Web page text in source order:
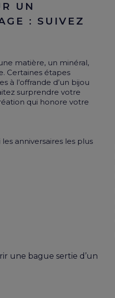
UN
: SUIVEZ
matière, un minéral,
Certaines étapes
à l’offrande d’un bijou
surprendre votre
qui honore votre
anniversaires les plus
une bague sertie d’un